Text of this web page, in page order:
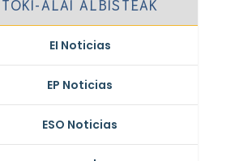
TOKI-ALAI ALBISTEAK
EI Noticias
EP Noticias
ESO Noticias